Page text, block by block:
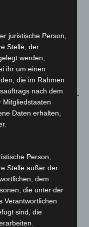
juristische Person,
Stelle, der
werden,
ihr um einen
die im Rahmen
nach dem
Mitgliedstaaten
Daten erhalten,
Person,
Stelle außer der
dem
die unter der
Verantwortlichen
sind, die